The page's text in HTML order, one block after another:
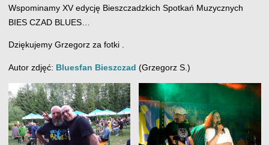
Wspominamy XV edycję Bieszczadzkich Spotkań Muzycznych
BIES CZAD BLUES…
Dziękujemy Grzegorz za fotki .
Autor zdjęć: Bluesfan Bieszczad (Grzegorz S.)